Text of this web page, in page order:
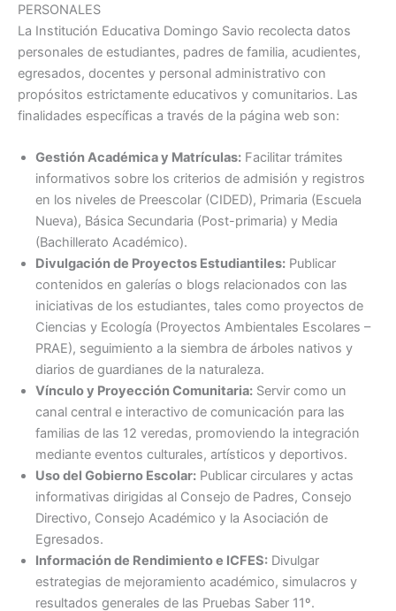
PERSONALES
La Institución Educativa Domingo Savio recolecta datos
personales de estudiantes, padres de familia, acudientes,
egresados, docentes y personal administrativo con
propósitos estrictamente educativos y comunitarios. Las
finalidades específicas a través de la página web son:
Gestión Académica y Matrículas: Facilitar trámites
informativos sobre los criterios de admisión y registros
en los niveles de Preescolar (CIDED), Primaria (Escuela
Nueva), Básica Secundaria (Post-primaria) y Media
(Bachillerato Académico).
Divulgación de Proyectos Estudiantiles: Publicar
contenidos en galerías o blogs relacionados con las
iniciativas de los estudiantes, tales como proyectos de
Ciencias y Ecología (Proyectos Ambientales Escolares –
PRAE), seguimiento a la siembra de árboles nativos y
diarios de guardianes de la naturaleza.
Vínculo y Proyección Comunitaria: Servir como un
canal central e interactivo de comunicación para las
familias de las 12 veredas, promoviendo la integración
mediante eventos culturales, artísticos y deportivos.
Uso del Gobierno Escolar: Publicar circulares y actas
informativas dirigidas al Consejo de Padres, Consejo
Directivo, Consejo Académico y la Asociación de
Egresados.
Información de Rendimiento e ICFES: Divulgar
estrategias de mejoramiento académico, simulacros y
resultados generales de las Pruebas Saber 11º.